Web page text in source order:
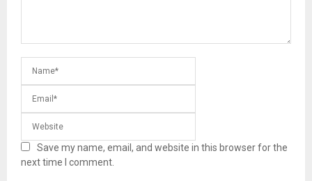
Save my name, email, and website in this browser for the
next time I comment.